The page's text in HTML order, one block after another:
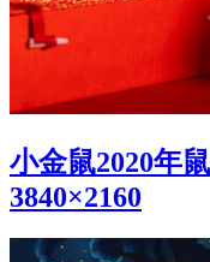
小金鼠2020年
3840×2160